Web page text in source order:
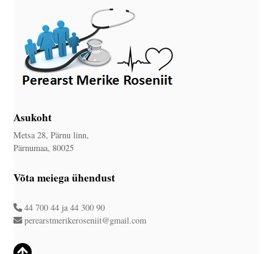
Asukoht
Metsa 28, Pärnu linn,
Pärnumaa, 80025
Võta meiega ühendust
44 700 44 ja44 300 90
perearstmerikeroseniit@gmail.com